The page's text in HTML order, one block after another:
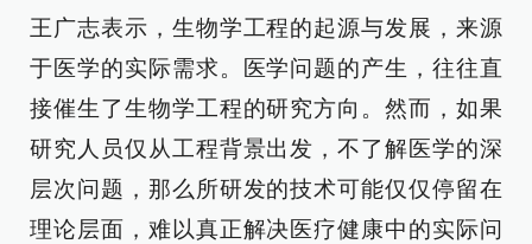
王广志表示，生物学工程的起源与发展，来源
于医学的实际需求。医学问题的产生，往往直
接催生了生物学工程的研究方向。然而，如果
研究人员仅从工程背景出发，不了解医学的深
层次问题，那么所研发的技术可能仅仅停留在
理论层面，难以真正解决医疗健康中的实际问